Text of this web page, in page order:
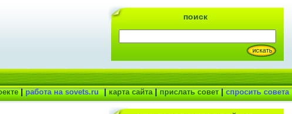
поиск
|работа на sovets.ru |карта сайта|прислать совет|спросить совета